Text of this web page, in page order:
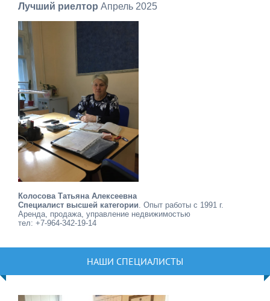
Лучший риелтор Апрель 2025
Колосова Татьяна Алексеевна
Специалист высшей категории . Опыт работы с 1991 г.
Аренда, продажа, управление недвижимостью
тел: +7-964-342-19-14
НАШИ СПЕЦИАЛИСТЫ